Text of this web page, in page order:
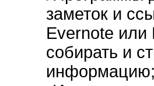
заметок и
Evernote или
собирать и